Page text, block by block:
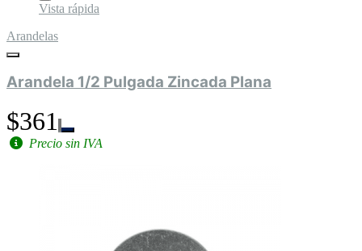
Vista rápida
Arandelas
Arandela 1/2 Pulgada Zincada Plana
$361
Precio sin IVA